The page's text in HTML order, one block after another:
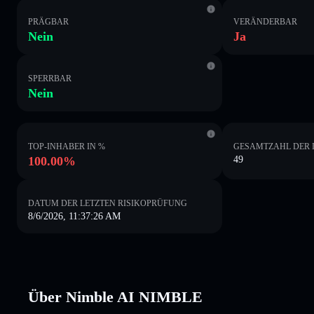
PRÄGBAR
Nein
VERÄNDERBAR
Ja
SPERRBAR
Nein
TOP-INHABER IN %
100.00%
GESAMTZAHL DER
49
DATUM DER LETZTEN RISIKOPRÜFUNG
8/6/2026, 11:37:26 AM
Über Nimble AI NIMBLE